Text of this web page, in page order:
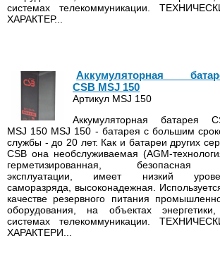
системах телекоммуникации.
ХАРАКТЕР...
Аккумуляторная
CSB MSJ 150
Артикул MSJ 150
Аккумуляторная батарея
MSJ 150 MSJ 150 - батарея с большим
службы - до 20 лет. Как и батареи других
CSB она необслуживаемая (AGM-
герметизированная,
эксплуатации, имеет низкий
саморазряда, высоконадежная.
качестве резервного питания
оборудования, на объектах
системах телекоммуникации.
ХАРАКТЕРИ...